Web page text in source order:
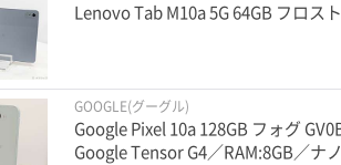
Lenovo Tab M10a 5G 64GB フロス
GOOGLE(グーグル)
Google Pixel 10a 128GB フォグ
Google Tensor G4／RAM:8GB／ナノ